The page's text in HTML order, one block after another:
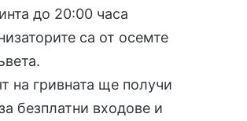
до 20:00 часа
са от осемте
на гривната ще получи
безплатни входове и